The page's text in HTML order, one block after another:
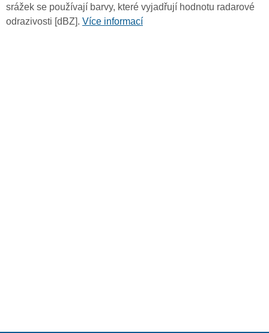
srážek se používají barvy, které vyjadřují hodnotu radarové
odrazivosti [dBZ]. Více informací